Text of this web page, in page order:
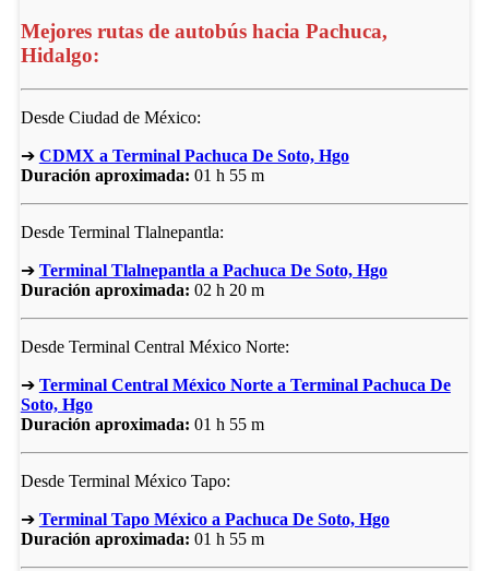
Mejores rutas de autobús hacia Pachuca,
Hidalgo:
Desde Ciudad de México:
➔ CDMX a Terminal Pachuca De Soto, Hgo
Duración aproximada: 01 h 55 m
Desde Terminal Tlalnepantla:
➔ Terminal Tlalnepantla a Pachuca De Soto, Hgo
Duración aproximada: 02 h 20 m
Desde Terminal Central México Norte:
➔ Terminal Central México Norte a Terminal Pachuca De
Soto, Hgo
Duración aproximada: 01 h 55 m
Desde Terminal México Tapo:
➔ Terminal Tapo México a Pachuca De Soto, Hgo
Duración aproximada: 01 h 55 m